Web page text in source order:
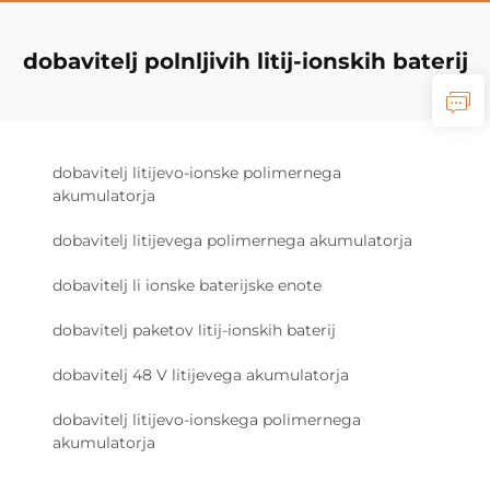
dobavitelj polnljivih litij-ionskih baterij
dobavitelj litijevo-ionske polimernega
akumulatorja
dobavitelj litijevega polimernega akumulatorja
dobavitelj li ionske baterijske enote
dobavitelj paketov litij-ionskih baterij
dobavitelj 48 V litijevega akumulatorja
dobavitelj litijevo-ionskega polimernega
akumulatorja